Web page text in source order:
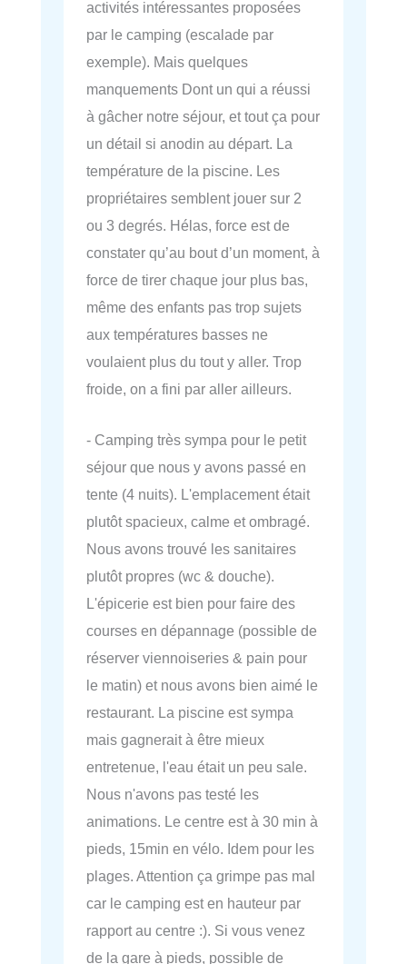
activités intéressantes proposées
par le camping (escalade par
exemple). Mais quelques
manquements Dont un qui a réussi
à gâcher notre séjour, et tout ça pour
un détail si anodin au départ. La
température de la piscine. Les
propriétaires semblent jouer sur 2
ou 3 degrés. Hélas, force est de
constater qu’au bout d’un moment, à
force de tirer chaque jour plus bas,
même des enfants pas trop sujets
aux températures basses ne
voulaient plus du tout y aller. Trop
froide, on a fini par aller ailleurs.
- Camping très sympa pour le petit
séjour que nous y avons passé en
tente (4 nuits). L'emplacement était
plutôt spacieux, calme et ombragé.
Nous avons trouvé les sanitaires
plutôt propres (wc & douche).
L'épicerie est bien pour faire des
courses en dépannage (possible de
réserver viennoiseries & pain pour
le matin) et nous avons bien aimé le
restaurant. La piscine est sympa
mais gagnerait à être mieux
entretenue, l'eau était un peu sale.
Nous n'avons pas testé les
animations. Le centre est à 30 min à
pieds, 15min en vélo. Idem pour les
plages. Attention ça grimpe pas mal
car le camping est en hauteur par
rapport au centre :). Si vous venez
de la gare à pieds, possible de